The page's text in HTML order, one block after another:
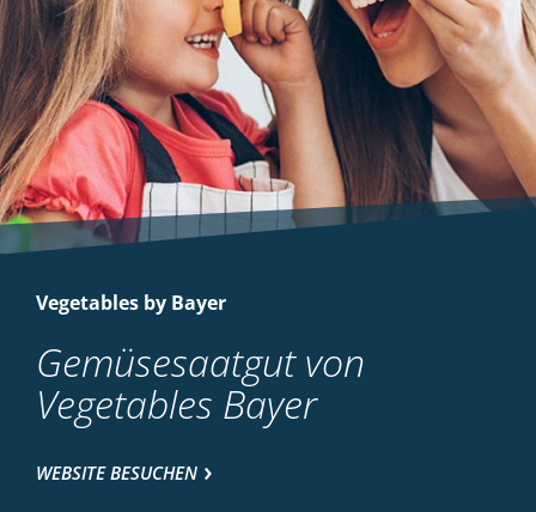
Vegetables by Bayer
Gemüsesaatgut von
Vegetables Bayer
WEBSITE BESUCHEN